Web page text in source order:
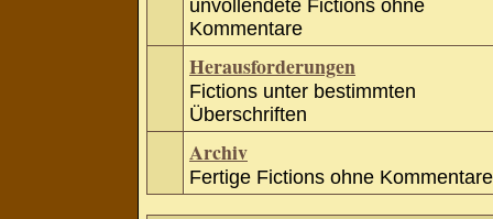
unvollendete Fictions ohne
Kommentare
Herausforderungen
Fictions unter bestimmten
Überschriften
Archiv
Fertige Fictions ohne Kommentare